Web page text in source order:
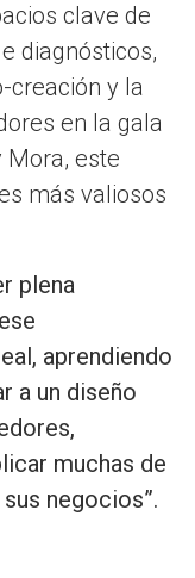
clave de
diagnósticos,
creación y la
en la gala
Mora, este
más valiosos
plena
aprendiendo
a un diseño
muchas de
negocios”.